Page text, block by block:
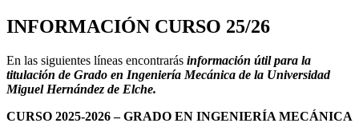
INFORMACIÓN CURSO 25/26
En las siguientes líneas encontrarás información útil para la
titulación de Grado en Ingeniería Mecánica de la Universidad
Miguel Hernández de Elche.
CURSO 2025-2026 – GRADO EN INGENIERÍA MECÁNICA